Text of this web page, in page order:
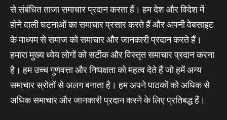
से संबंधित ताजा समाचार प्रदान करता हैं। हम देश और विदेश में
होने वाली घटनाओं का समाचार प्रसार करते हैं और अपनी वेबसाइट
के माध्यम से समाज को समाचार और जानकारी प्रदान करते हैं।
हमारा मुख्य ध्येय लोगों को सटीक और विस्तृत समाचार प्रदान करना
है। हम उच्च गुणवत्ता और निष्पक्षता को महत्व देते हैं जो हमें अन्य
समाचार स्रोतों से अलग बनाता है। हम अपने पाठकों को अधिक से
अधिक समाचार और जानकारी प्रदान करने के लिए प्रतिबद्ध हैं।